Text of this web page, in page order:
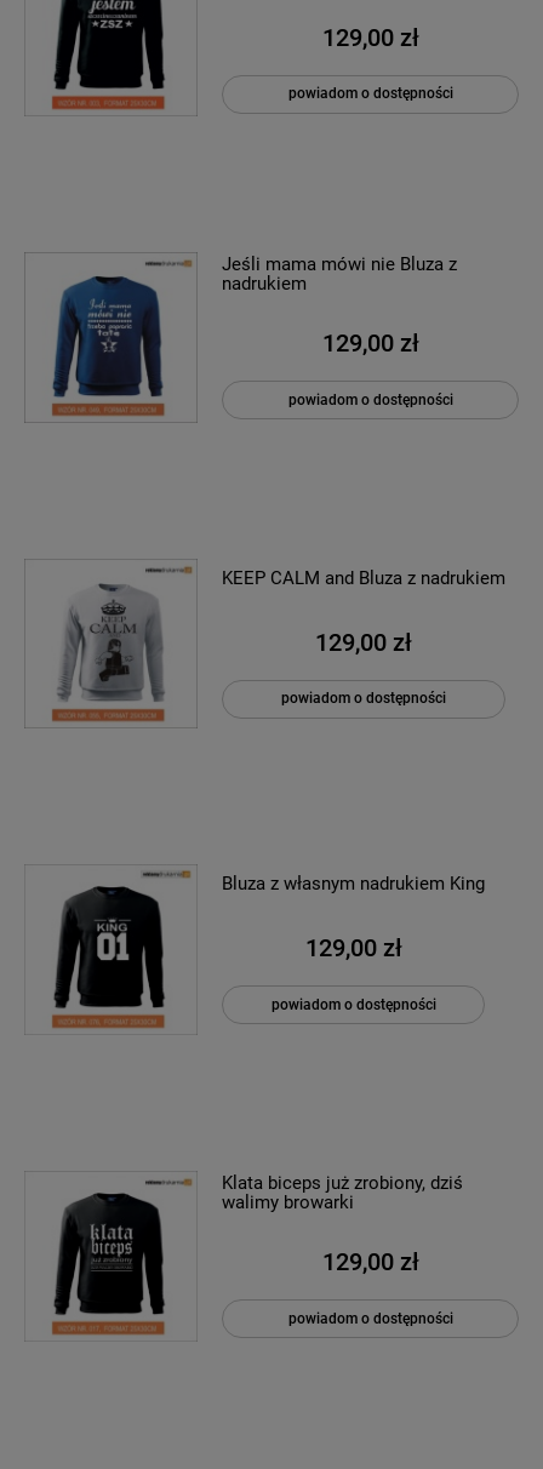
129,00 zł
powiadom o dostępności
Jeśli mama mówi nie Bluza z
nadrukiem
129,00 zł
powiadom o dostępności
KEEP CALM and Bluza z nadrukiem
129,00 zł
powiadom o dostępności
Bluza z własnym nadrukiem King
129,00 zł
powiadom o dostępności
Klata biceps już zrobiony, dziś
walimy browarki
129,00 zł
powiadom o dostępności